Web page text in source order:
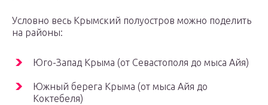
Условно весь Крымский полуостров можно поделить
на районы:
Юго-Запад Крыма (от Севастополя до мыса Айя)
Южный берега Крыма (от мыса Айя до
Коктебеля)